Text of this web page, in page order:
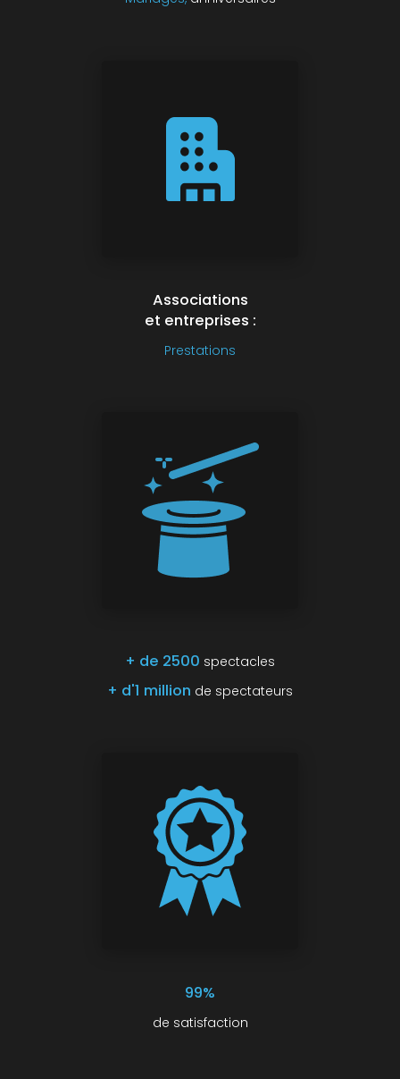
Associations
et entreprises :
Prestations
+ de 2500 spectacles
+ d'1 million de spectateurs
99%
de satisfaction